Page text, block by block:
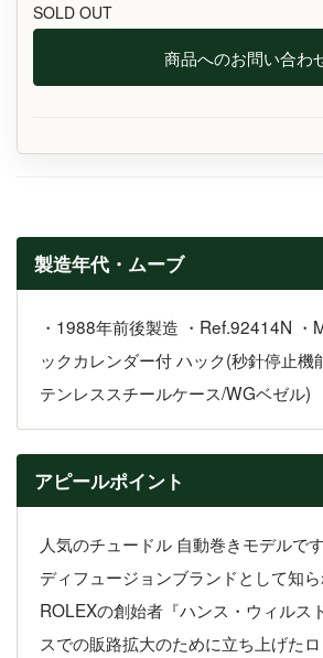
SOLD OUT
商品へのお問い合わ
製造年代・ムーブ
・1988年前後製造 ・Ref.92414N ・
ックカレンダー付 ハック(秒針停止機
テンレススチールケース/WGベゼル)
アピールポイント
人気のチュードル 自動巻きモデルで
ディフュージョンブランドとして知ら
ROLEXの創始者『ハンス・ウィルス
スでの販路拡大のために立ち上げた